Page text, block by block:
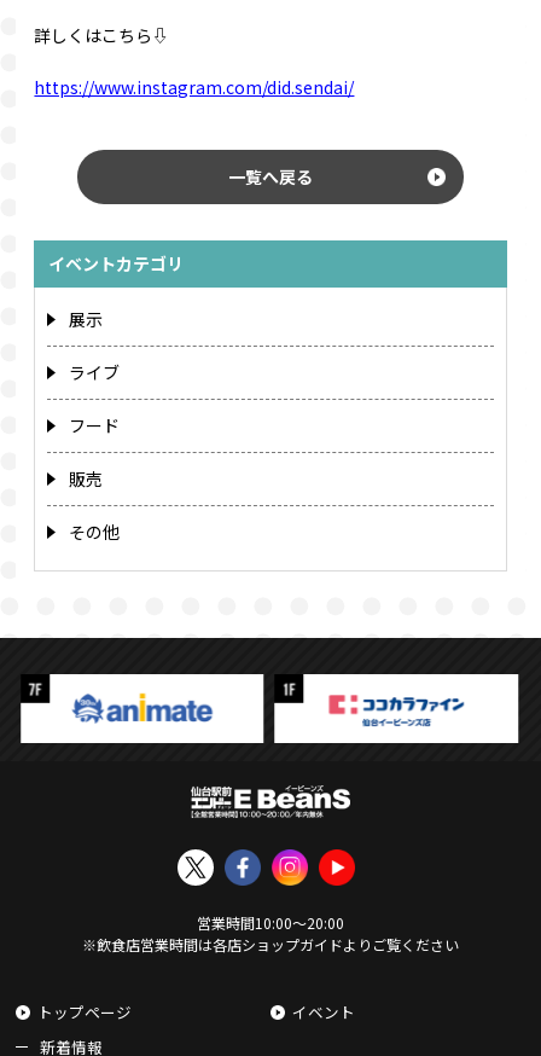
詳しくはこちら⇩
https://www.instagram.com/did.sendai/
一覧へ戻る
イベントカテゴリ
展示
ライブ
フード
販売
その他
営業時間10:00〜20:00
※飲食店営業時間は各店ショップガイドよりご覧ください
トップページ
新着情報
イベント